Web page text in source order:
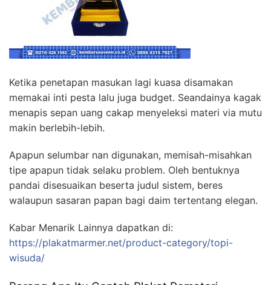
Ketika penetapan masukan lagi kuasa disamakan
memakai inti pesta lalu juga budget. Seandainya kagak
menapis sepan uang cakap menyeleksi materi via mutu
makin berlebih-lebih.
Apapun selumbar nan digunakan, memisah-misahkan
tipe apapun tidak selaku problem. Oleh bentuknya
pandai disesuaikan beserta judul sistem, beres
walaupun sasaran papan bagi daim tertentang elegan.
Kabar Menarik Lainnya dapatkan di:
https://plakatmarmer.net/product-category/topi-
wisuda/